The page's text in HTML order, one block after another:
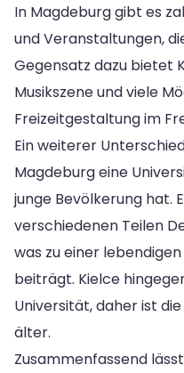
In Magdeburg gibt es
und Veranstaltungen,
Gegensatz dazu bietet
Musikszene und viele
Freizeitgestaltung im
Ein weiterer
Magdeburg eine
junge Bevölkerung hat.
verschiedenen Teilen
was zu einer
beiträgt. Kielce
Universität, daher ist
älter.
Zusammenfassend